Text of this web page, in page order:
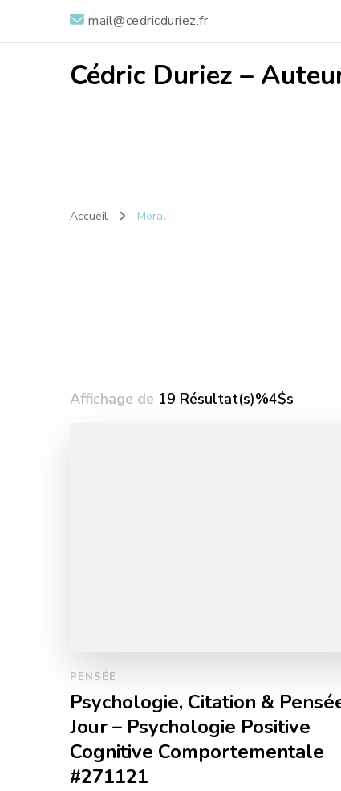
mail@cedricduriez.fr
Cédric Duriez –
Accueil Moral
Affichage de 19 Résultat(s)%4$s
PENSÉE
Psychologie, Citation &
Jour – Psychologie Positive
Cognitive Comportementale
#271121